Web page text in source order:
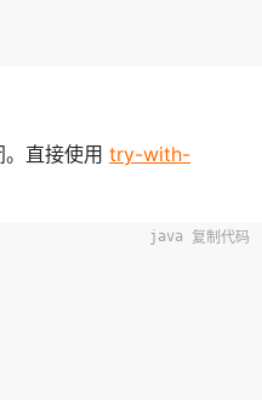
直接使用 try-with-
复制代码